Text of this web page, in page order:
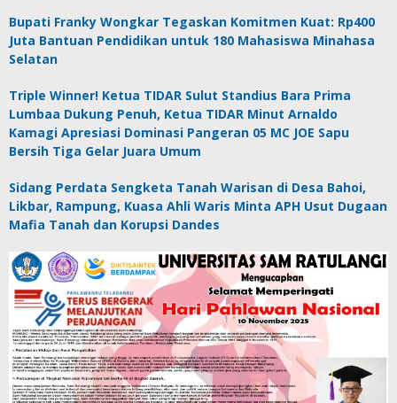
Bupati Franky Wongkar Tegaskan Komitmen Kuat: Rp400
Juta Bantuan Pendidikan untuk 180 Mahasiswa Minahasa
Selatan
Triple Winner! Ketua TIDAR Sulut Standius Bara Prima
Lumbaa Dukung Penuh, Ketua TIDAR Minut Arnaldo
Kamagi Apresiasi Dominasi Pangeran 05 MC JOE Sapu
Bersih Tiga Gelar Juara Umum
Sidang Perdata Sengketa Tanah Warisan di Desa Bahoi,
Likbar, Rampung, Kuasa Ahli Waris Minta APH Usut Dugaan
Mafia Tanah dan Korupsi Dandes